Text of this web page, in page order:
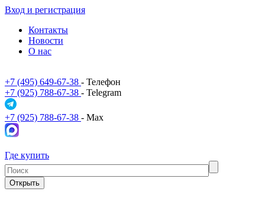
Вход и регистрация
Контакты
Новости
О нас
+7 (495) 649-67-38 - Телефон
+7 (925) 788-67-38 - Telegram
+7 (925) 788-67-38 - Max
Где купить
Открыть